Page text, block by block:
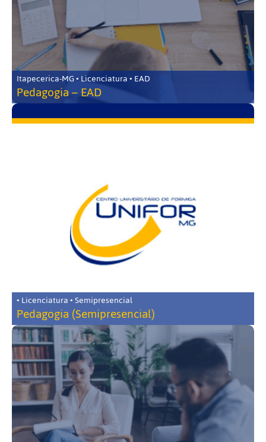
Itapecerica-MG • Licenciatura • EAD
Pedagogia – EAD
• Licenciatura • Semipresencial
Pedagogia (Semipresencial)